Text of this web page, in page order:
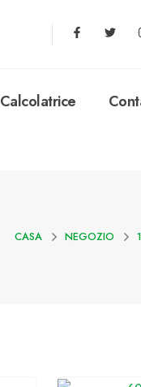
Calcolatrice
CASA NEGOZIO